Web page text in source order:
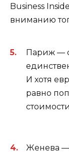
Business
вниманию
Париж —
И хотя
равно
Женева —